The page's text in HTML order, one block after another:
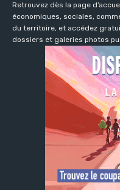
Retrouvez dès la page
économiques, sociales,
du territoire, et accédez
dossiers et galeries photos